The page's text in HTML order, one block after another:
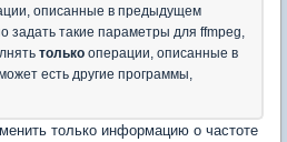
описанные в предыдущем
задать такие параметры для ffmpeg,
только операции, описанные в
есть другие программы,
только информацию о частоте